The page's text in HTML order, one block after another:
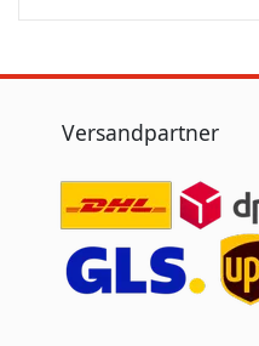
Versandpartner